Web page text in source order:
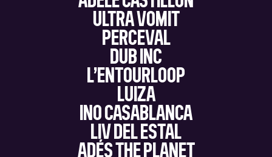
ULTRA VOMIT
PERCEVAL
DUB INC
L’ENTOURLOOP
LUIZA
INO CASABLANCA
LIV DEL ESTAL
ADÉS THE PLANET